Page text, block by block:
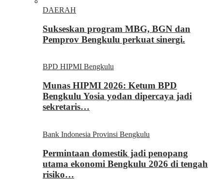
DAERAH
Sukseskan program MBG, BGN dan
Pemprov Bengkulu perkuat sinergi.
BPD HIPMI Bengkulu
Munas HIPMI 2026: Ketum BPD
Bengkulu Yosia yodan dipercaya jadi
sekretaris…
Bank Indonesia Provinsi Bengkulu
Permintaan domestik jadi penopang
utama ekonomi Bengkulu 2026 di tengah
risiko…